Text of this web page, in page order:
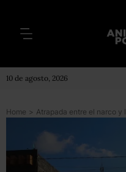
10 de agosto, 2026
Home >